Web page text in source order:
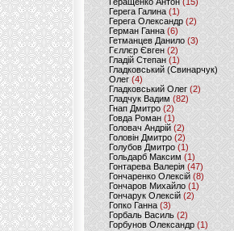
Герега Галина (1)
Герега Олександр (2)
Герман Ганна (6)
Гетманцев Данило (3)
Гєллєр Євген (2)
Гладій Степан(1)
Гладковський (Свинарчук)
Олег (4)
Гладковський Олег (2)
Гладчук Вадим (82)
Гнап Дмитро (2)
Говда Роман(1)
Головач Андрій (2)
Головін Дмитро (2)
Голубов Дмитро (1)
Гольдарб Максим(1)
Гонтарева Валерія (47)
Гончаренко Олексій(8)
Гончаров Михайло (1)
Гончарук Олексій (2)
Гопко Ганна (3)
Горбаль Василь (2)
Горбунов Олександр (1)